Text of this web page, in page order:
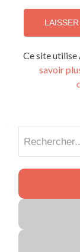
Ce site utilise
savoir